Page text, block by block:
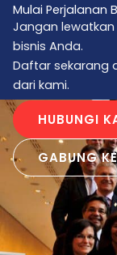
Mulai Perjalanan
Jangan
bisnis Anda.
Daftar sekarang
dari kami.
HUBUNGI
GABUNG